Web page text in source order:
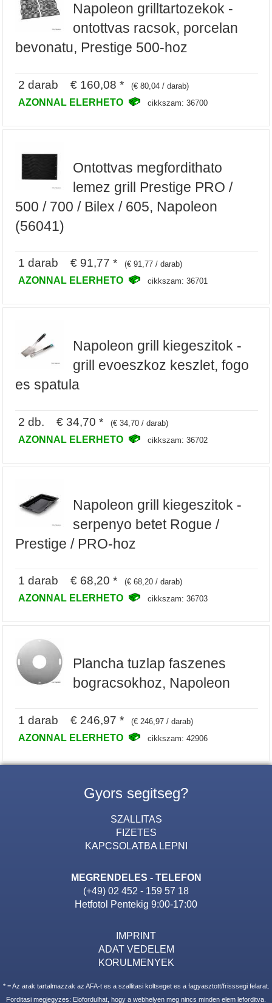
Napoleon grilltartozekok -
ontottvas racsok, porcelan
bevonatu, Prestige 500-hoz
2 darab € 160,08 * (€ 80,04 / darab)
AZONNAL ELERHETO cikkszam: 36700
Ontottvas megfordithato
lemez grill Prestige PRO /
500 / 700 / Bilex / 605, Napoleon
(56041)
1 darab € 91,77 * (€ 91,77 / darab)
AZONNAL ELERHETO cikkszam: 36701
Napoleon grill kiegeszitok -
grill evoeszkoz keszlet, fogo
es spatula
2 db. € 34,70 * (€ 34,70 / darab)
AZONNAL ELERHETO cikkszam: 36702
Napoleon grill kiegeszitok -
serpenyo betet Rogue /
Prestige / PRO-hoz
1 darab € 68,20 * (€ 68,20 / darab)
AZONNAL ELERHETO cikkszam: 36703
Plancha tuzlap faszenes
bogracsokhoz, Napoleon
1 darab € 246,97 * (€ 246,97 / darab)
AZONNAL ELERHETO cikkszam: 42906
Gyors segitseg?
SZALLITAS
FIZETES
KAPCSOLATBA LEPNI
MEGRENDELES - TELEFON
(+49) 02 452 - 159 57 18
Hetfotol Pentekig 9:00-17:00
IMPRINT
ADAT VEDELEM
KORULMENYEK
* = Az arak tartalmazzak az AFA-t es a szallitasi koltseget es a fagyasztott/frisssegi felarat.
Forditasi megjegyzes: Elofordulhat, hogy a webhelyen meg nincs minden elem leforditva.